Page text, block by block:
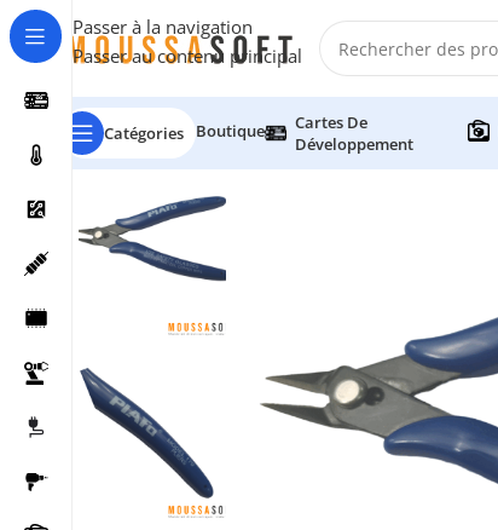
Passer à la navigation
Passer au contenu principal
Catégories Boutique
Cartes De
Développement